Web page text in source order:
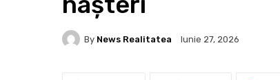
By News Realitatea Iunie 27, 2026